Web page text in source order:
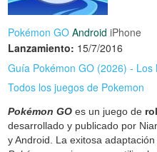
Pokémon GO Android iPhone
Lanzamiento: 15/7/2016
Guía Pokémon GO (2026) - Los
Todos los juegos de Pokemon
Pokémon GO es un juego de
desarrollado y publicado por
y Android. La exitosa